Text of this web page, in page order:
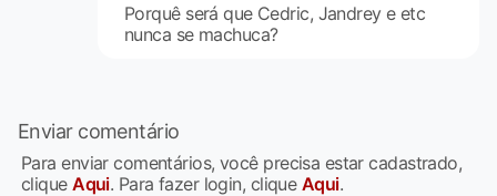
Porquê será que Cedric, Jandrey e etc
nunca se machuca?
Enviar comentário
Para enviar comentários, você precisa estar cadastrado,
cliqueAqui. Para fazer login, clique Aqui.